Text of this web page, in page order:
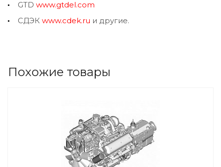
GTD www.gtdel.com
СДЭК www.cdek.ru и другие.
Похожие товары